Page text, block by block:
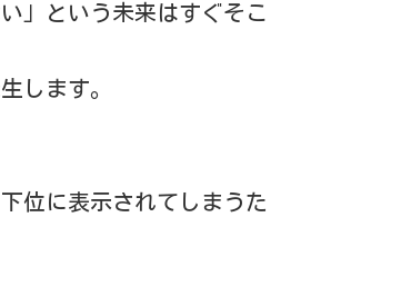
」という未来はすぐそこ
します。
位に表示されてしまうた